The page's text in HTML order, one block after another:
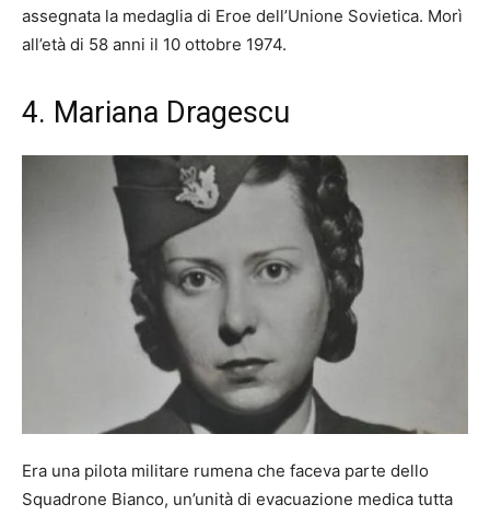
assegnata la medaglia di Eroe dell’Unione Sovietica. Morì
all’età di 58 anni il 10 ottobre 1974.
4. Mariana Dragescu
Era una pilota militare rumena che faceva parte dello
Squadrone Bianco, un’unità di evacuazione medica tutta